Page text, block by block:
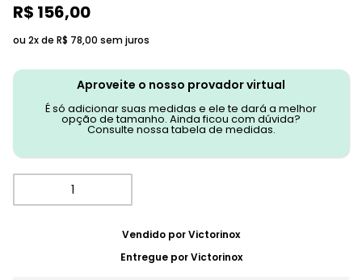
R$ 156,00
ou 2x de R$ 78,00 sem juros
Aproveite o nosso provador virtual
É só adicionar suas medidas e ele te dará a melhor
opção de tamanho. Ainda ficou com dúvida?
Consulte nossa tabela de medidas.
Vendido porVictorinox
Entregue porVictorinox